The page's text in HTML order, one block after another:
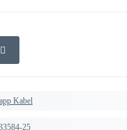
Kabel
25